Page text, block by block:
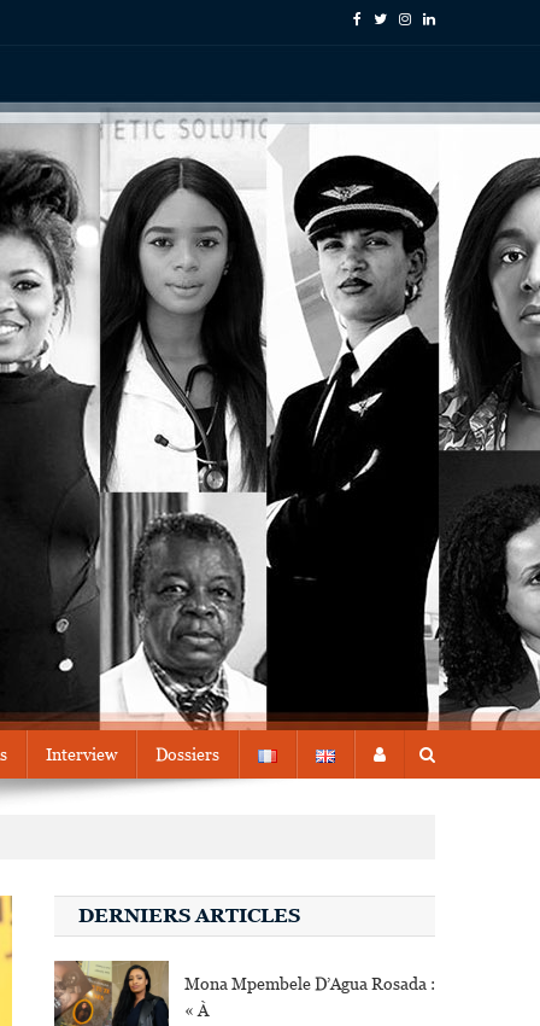
Interview Dossiers
DERNIERS ARTICLES
Mona Mpembele D’Agua Rosada :
« À